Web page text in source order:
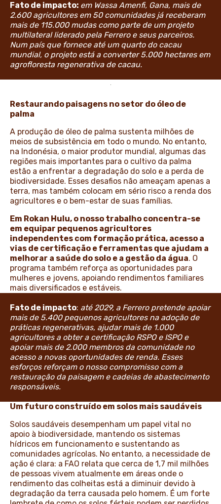
Fato de impacto: em Wassa Amenfi, Gana, mais de
2.600 agricultores em 50 comunidades já receberam
mais de 115.000 mudas como parte de um projeto
multilateral liderado pela Ferrero e seus parceiros.
Num país que fornece até um quarto do cacau
mundial, o projeto está a converter 5.000 hectares em
agrofloresta regenerativa de cacau.
Restaurando paisagens no setor do óleo de
palma
A produção de óleo de palma sustenta milhões de
meios de subsistência em todo o mundo. No entanto,
na Indonésia, o maior produtor mundial, algumas das
regiões mais importantes para o cultivo da palma
estão a enfrentar a degradação do solo e a perda de
biodiversidade. Esses desafios não ameaçam apenas a
terra, mas também colocam em sério risco a renda dos
agricultores e o bem-estar de suas famílias.
Em Rokan Hulu, o nosso trabalho concentra-se
em equipar pequenos agricultores
independentes com formação prática, acesso a
vias de certificação e ferramentas que ajudam a
melhorar a saúde do solo e a gestão da água. O
programa também reforça as oportunidades para
mulheres e jovens, apoiando rendimentos familiares
mais diversificados e estáveis.
Fato de impacto: até 2029, a Ferrero pretende apoiar
mais de 5.400 pequenos agricultores na adoção de
práticas regenerativas, ajudar mais de 1.000
agricultores a obter a certificação RSPO e ISPO e
apoiar mais de 2.000 membros da comunidade no
acesso a novas oportunidades de renda. Esses
esforços reforçam o nosso compromisso com a
restauração da paisagem e cadeias de abastecimento
responsáveis.
Um futuro construído em solos mais saudáveis
Solos saudáveis desempenham um papel vital no
apoio à biodiversidade, mantendo os sistemas
hídricos em funcionamento e sustentando as
comunidades agrícolas. No entanto, a necessidade de
ação é clara: a FAO relata que cerca de 1,7 mil milhões
de pessoas vivem atualmente em áreas onde o
rendimento das colheitas está a diminuir devido à
degradação da terra causada pelo homem. É um forte